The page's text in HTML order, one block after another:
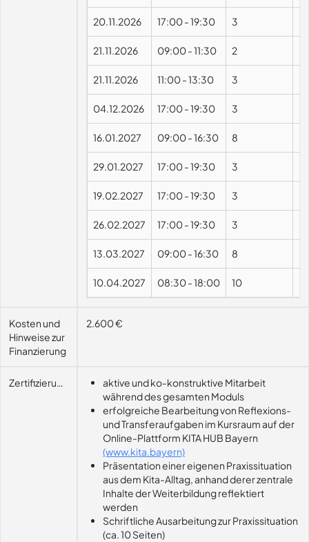
20.11.2026 17:00-19:30 3
21.11.2026 09:00-11:30 2
21.11.2026 11:00-13:30 3
04.12.2026 17:00-19:30 3
16.01.2027 09:00-16:30 8
29.01.2027 17:00-19:30 3
19.02.2027 17:00-19:30 3
26.02.2027 17:00-19:30 3
13.03.2027 09:00-16:30 8
10.04.2027 08:30-18:00 10
Kosten und
Hinweise zur
Finanzierung
2.600 €
Zertifizierungsvoraussetzungaktive und ko-konstruktive Mitarbeit
während des gesamten Moduls
erfolgreiche Bearbeitung von Reflexions-
und Transferaufgaben im Kursraum auf der
Online-Plattform KITA HUB Bayern
(www.kita.bayern)
Präsentation einer eigenen Praxissituation
aus dem Kita-Alltag, anhand derer zentrale
Inhalte der Weiterbildung reflektiert
werden
Schriftliche Ausarbeitung zur Praxissituation
(ca. 10 Seiten)